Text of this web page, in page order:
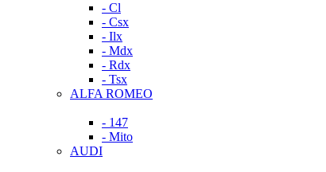
- Cl
- Csx
- Ilx
- Mdx
- Rdx
- Tsx
ALFA ROMEO
- 147
- Mito
AUDI